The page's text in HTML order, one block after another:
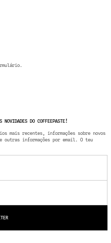
DO COFFEEPASTE!
mais recentes, informações sobre novos
informações por email. O teu